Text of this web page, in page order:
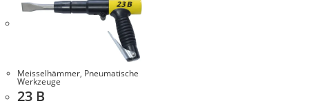
Meisselhämmer, Pneumatische
Werkzeuge
23 B